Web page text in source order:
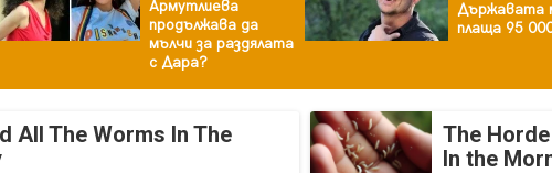
Армутлиева
продължава да
мълчи за раздялата
с Дара?
Държавата
плаща 95
All The Worms In The
The
In the